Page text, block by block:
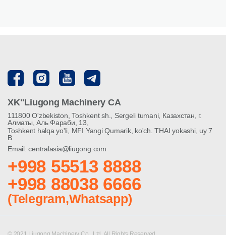
XK"Liugong Machinery CA
111800 O'zbekiston, Toshkent sh., Sergeli tumani, Казахстан, г.
Алматы, Аль Фараби, 13,
Toshkent halqa yo'li, MFI Yangi Qumarik, ko'ch. THAI yokashi, uy 7
B
Email: centralasia@liugong.com
+998 55513 8888
+998 88038 6666
(Telegram,Whatsapp)